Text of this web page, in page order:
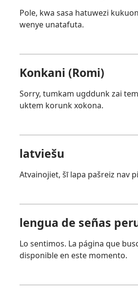
Pole, kwa sasa hatuwezi
wenye unatafuta.
Konkani (Romi)
Sorry, tumkam ugddunk zai
uktem korunk xokona.
latviešu
Atvainojiet, šī lapa pašreiz nav
lengua de señas
Lo sentimos. La página que
disponible en este momento.